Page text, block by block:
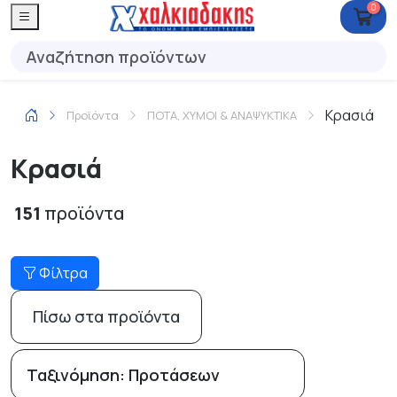
0
Προϊόντα ΠΟΤΑ, ΧΥΜΟΙ & ΑΝΑΨΥΚΤΙΚΑ Κρασιά
Κρασιά
151 προϊόντα
Φίλτρα
Πίσω στα προϊόντα